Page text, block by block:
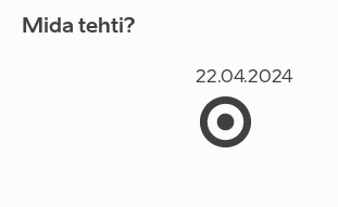
Mida tehti?
22.04.2024